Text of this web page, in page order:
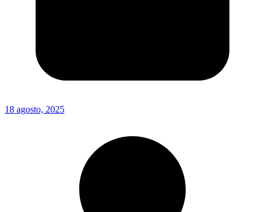
18 agosto, 2025